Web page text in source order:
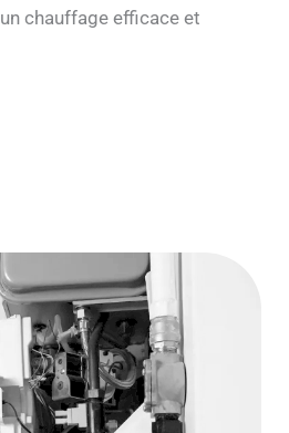
chauffage efficace et